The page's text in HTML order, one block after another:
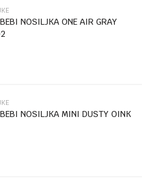
je 9 - 4 :
NOSILJKA ONE AIR GRAY
NOSILJKA MINI DUSTY OINK